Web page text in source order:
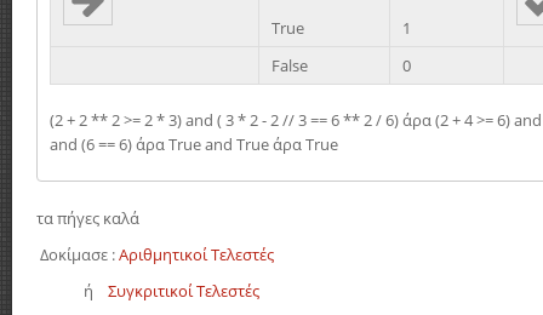
True
1
False
0
(2 + 2 ** 2 >= 2 * 3) and ( 3 * 2 - 2 // 3 == 6 ** 2 / 6) άρα (2 + 4 >= 6)
and (6 == 6) άρα True and True άρα True
τα πήγες καλά
Δοκίμασε :Αριθμητικοί Τελεστές
ή Συγκριτικοί Τελεστές